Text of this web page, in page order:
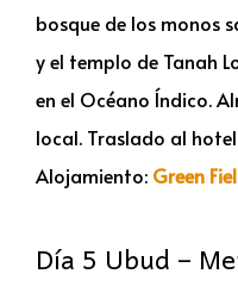
bosque de los monos
y el templo de Tanah
en el Océano Índico.
local. Traslado al
Alojamiento: Green
Día 5 Ubud –